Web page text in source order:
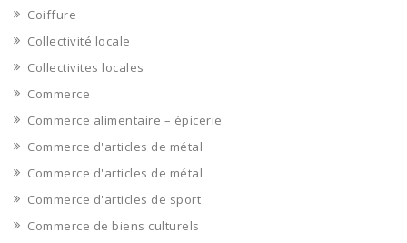
Coiffure
Collectivité locale
Collectivites locales
Commerce
Commerce alimentaire – épicerie
Commerce d'articles de métal
Commerce d'articles de métal
Commerce d'articles de sport
Commerce de biens culturels